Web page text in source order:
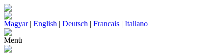
Magyar| English | Deutsch | Francais | Italiano
Menü